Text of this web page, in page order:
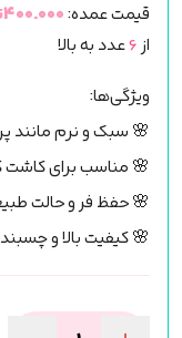
قیمت عمده:400.000تومان
از6عدد به بالا
ویژگی‌ها:
🌸 سبک و نرم مانند
🌸 مناسب برای کاشت
🌸 حفظ فر و حالت
🌸 کیفیت بالا و